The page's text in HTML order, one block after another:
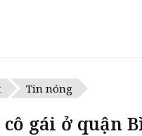
Tin nóng
gái ở quận